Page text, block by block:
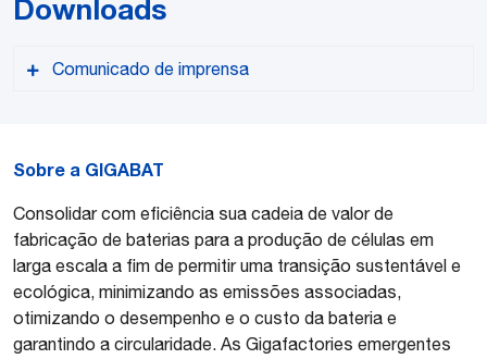
Downloads
Comunicado de imprensa
Versão PDF
Sobre a GIGABAT
Consolidar com eficiência sua cadeia de valor de
fabricação de baterias para a produção de células em
larga escala a fim de permitir uma transição sustentável e
ecológica, minimizando as emissões associadas,
otimizando o desempenho e o custo da bateria e
garantindo a circularidade. As Gigafactories emergentes